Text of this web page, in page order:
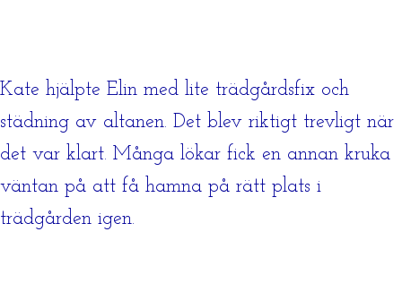
Kate hjälpte Elin med lite trädgårdsfix och
städning av altanen. Det blev riktigt trevligt när
det var klart. Många lökar fick en annan kruka
väntan på att få hamna på rätt plats i
trädgården igen.